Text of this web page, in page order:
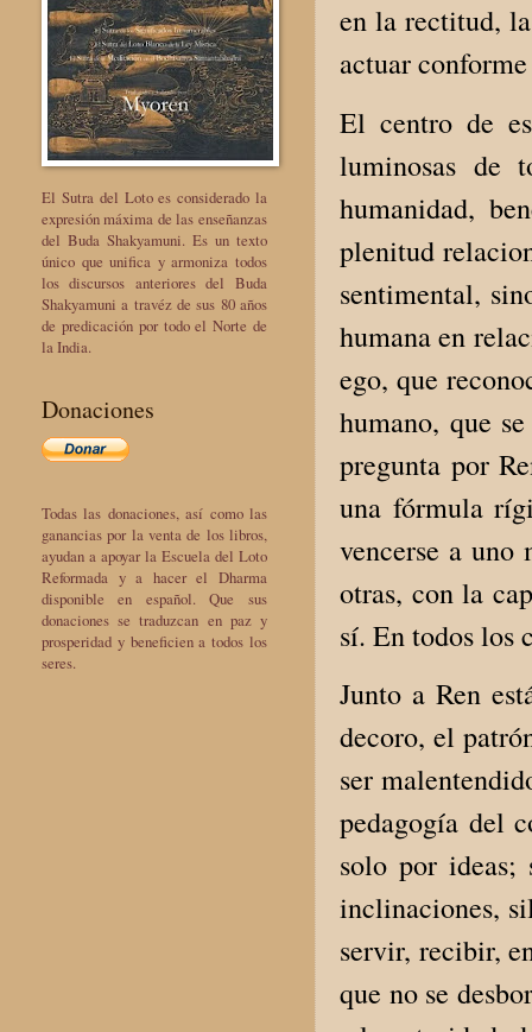
en la rectitud,
actuar
El centro de
luminosas de
humanidad,
plenitud
sentimental,
humana en
ego, que
humano, que
pregunta por
una fórmula
vencerse a
otras, con la
sí. En todos los
Junto a Ren
decoro, el
ser
pedagogía del
solo por ideas;
inclinaciones,
servir, recibir,
que no se
El Sutra del Loto es considerado la
expresión máxima de las enseñanzas
del Buda Shakyamuni. Es un texto
único que unifica y armoniza todos
los discursos anteriores del Buda
Shakyamuni a travéz de sus 80 años
de predicación por todo el Norte de
la India.
Donaciones
Todas las donaciones, así como las
ganancias por la venta de los libros,
ayudan a apoyar la Escuela del Loto
Reformada y a hacer el Dharma
disponible en español. Que sus
donaciones se traduzcan en paz y
prosperidad y beneficien a todos los
seres.